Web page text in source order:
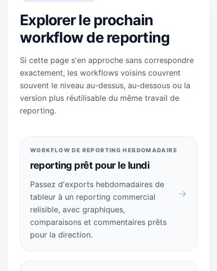
Explorer le prochain
workflow de reporting
Si cette page s'en approche sans correspondre
exactement, les workflows voisins couvrent
souvent le niveau au-dessus, au-dessous ou la
version plus réutilisable du même travail de
reporting.
WORKFLOW DE REPORTING HEBDOMADAIRE
reporting prêt pour le lundi
Passez d'exports hebdomadaires de
tableur à un reporting commercial
relisible, avec graphiques,
comparaisons et commentaires prêts
pour la direction.